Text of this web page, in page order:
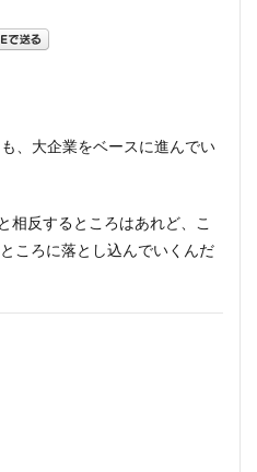
、大企業をベースに進んでい
相反するところはあれど、こ
ころに落とし込んでいくんだ